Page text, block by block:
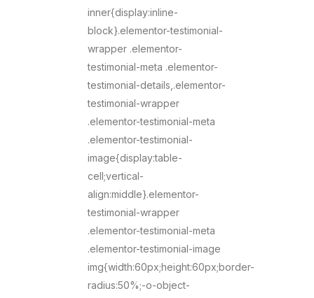
inner{display:inline-
block}.elementor-testimonial-
wrapper .elementor-
testimonial-meta .elementor-
testimonial-details,.elementor-
testimonial-wrapper
.elementor-testimonial-meta
.elementor-testimonial-
image{display:table-
cell;vertical-
align:middle}.elementor-
testimonial-wrapper
.elementor-testimonial-meta
.elementor-testimonial-image
img{width:60px;height:60px;border-
radius:50%;-o-object-